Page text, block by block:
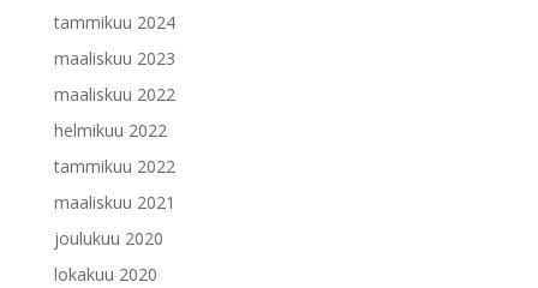
tammikuu 2024
maaliskuu 2023
maaliskuu 2022
helmikuu 2022
tammikuu 2022
maaliskuu 2021
joulukuu 2020
lokakuu 2020